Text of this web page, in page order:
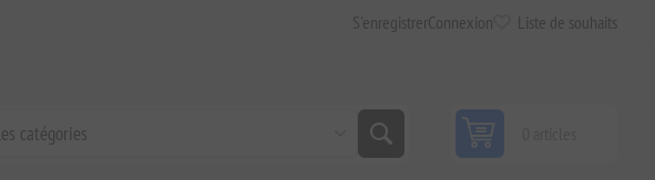
S'enregistrerConnexion Liste de souhaits